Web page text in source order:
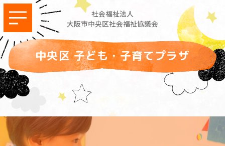
社会福祉法人
大阪市中央区社会福祉協議会
中央区 子ども・子育てプラザ